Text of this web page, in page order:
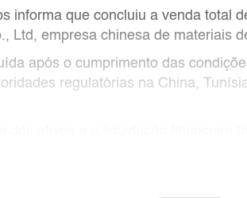
informa que concluiu a venda total
Ltd, empresa chinesa de materiais
após o cumprimento das
regulatórias na China,